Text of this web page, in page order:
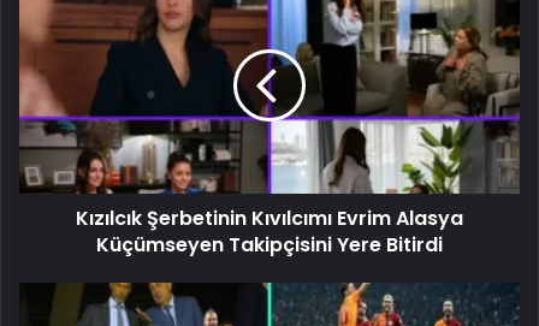
Kızılcık Şerbetinin Kıvılcımı Evrim Alasya
Küçümseyen Takipçisini Yere Bitirdi